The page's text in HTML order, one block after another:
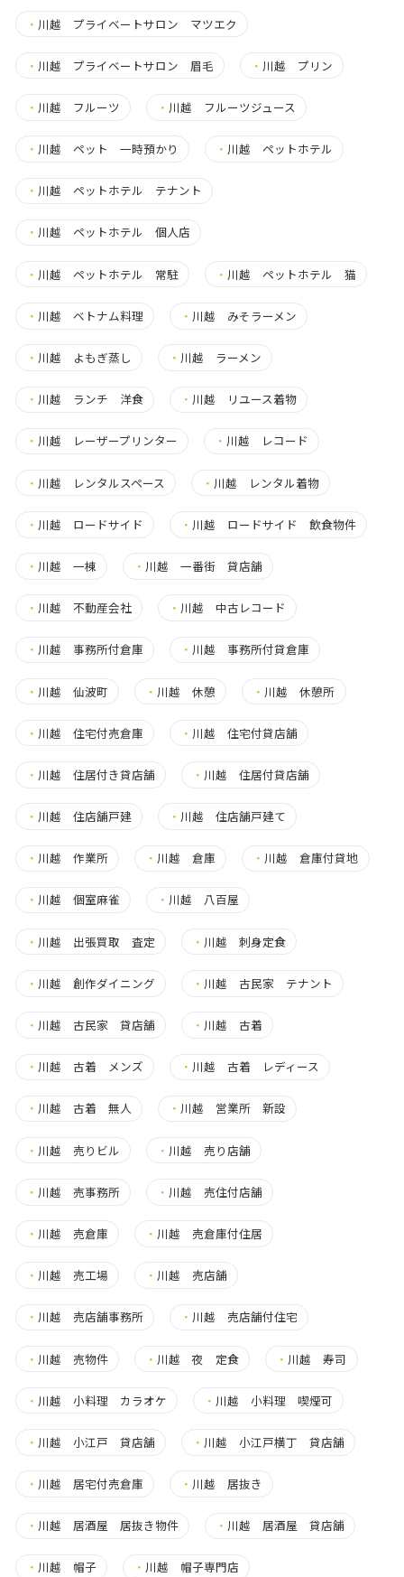
・ 川越 プライベートサロン マツエク
・ 川越 プライベートサロン 眉毛 ・ 川越 プリン
・ 川越 フルーツ ・ 川越 フルーツジュース
・ 川越 ペット 一時預かり ・ 川越 ペットホテル
・ 川越 ペットホテル テナント
・ 川越 ペットホテル 個人店
・ 川越 ペットホテル 常駐 ・ 川越 ペットホテル 猫
・ 川越 ベトナム料理 ・ 川越 みそラーメン
・ 川越 よもぎ蒸し ・ 川越 ラーメン
・ 川越 ランチ 洋食 ・ 川越 リユース着物
・ 川越 レーザープリンター ・ 川越 レコード
・ 川越 レンタルスペース ・ 川越 レンタル着物
・ 川越 ロードサイド ・ 川越 ロードサイド 飲食物件
・ 川越 一棟 ・ 川越 一番街 貸店舗
・ 川越 不動産会社 ・ 川越 中古レコード
・ 川越 事務所付倉庫 ・ 川越 事務所付貸倉庫
・ 川越 仙波町 ・ 川越 休憩 ・ 川越 休憩所
・ 川越 住宅付売倉庫 ・ 川越 住宅付貸店舗
・ 川越 住居付き貸店舗 ・ 川越 住居付貸店舗
・ 川越 住店舗戸建 ・ 川越 住店舗戸建て
・ 川越 作業所 ・ 川越 倉庫 ・ 川越 倉庫付貸地
・ 川越 個室麻雀 ・ 川越 八百屋
・ 川越 出張買取 査定 ・ 川越 刺身定食
・ 川越 創作ダイニング ・ 川越 古民家 テナント
・ 川越 古民家 貸店舗 ・ 川越 古着
・ 川越 古着 メンズ ・ 川越 古着 レディース
・ 川越 古着 無人 ・ 川越 営業所 新設
・ 川越 売りビル ・ 川越 売り店舗
・ 川越 売事務所 ・ 川越 売住付店舗
・ 川越 売倉庫 ・ 川越 売倉庫付住居
・ 川越 売工場 ・ 川越 売店舗
・ 川越 売店舗事務所 ・ 川越 売店舗付住宅
・ 川越 売物件 ・ 川越 夜 定食 ・ 川越 寿司
・ 川越 小料理 カラオケ ・ 川越 小料理 喫煙可
・ 川越 小江戸 貸店舗 ・ 川越 小江戸横丁 貸店舗
・ 川越 居宅付売倉庫 ・ 川越 居抜き
・ 川越 居酒屋 居抜き物件 ・ 川越 居酒屋 貸店舗
・ 川越 帽子 ・ 川越 帽子専門店